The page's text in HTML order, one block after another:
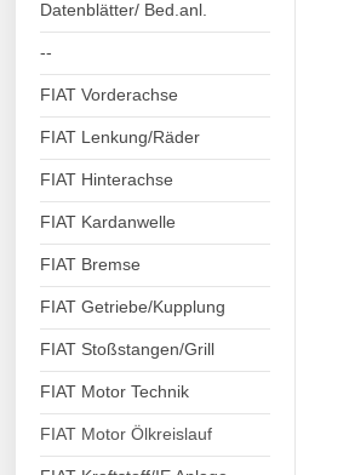
Datenblätter/ Bed.anl.
--
FIAT Vorderachse
FIAT Lenkung/Räder
FIAT Hinterachse
FIAT Kardanwelle
FIAT Bremse
FIAT Getriebe/Kupplung
FIAT Stoßstangen/Grill
FIAT Motor Technik
FIAT Motor Ölkreislauf